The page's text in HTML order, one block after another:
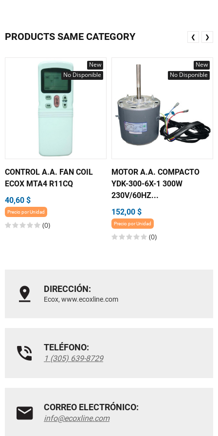
PRODUCTS SAME CATEGORY
New
No Disponible
CONTROL A.A. FAN COIL
ECOX MTA4 R11CQ
40,60 $
Precio por Unidad
(0)
New
No Disponible
MOTOR A.A. COMPACTO
YDK-300-6X-1 300W
230V/60HZ...
152,00 $
Precio por Unidad
(0)
❮ ❯
DIRECCIÓN:
Ecox, www.ecoxline.com
TELÉFONO:
1 (305) 639-8729
CORREO ELECTRÓNICO:
info@ecoxline.com